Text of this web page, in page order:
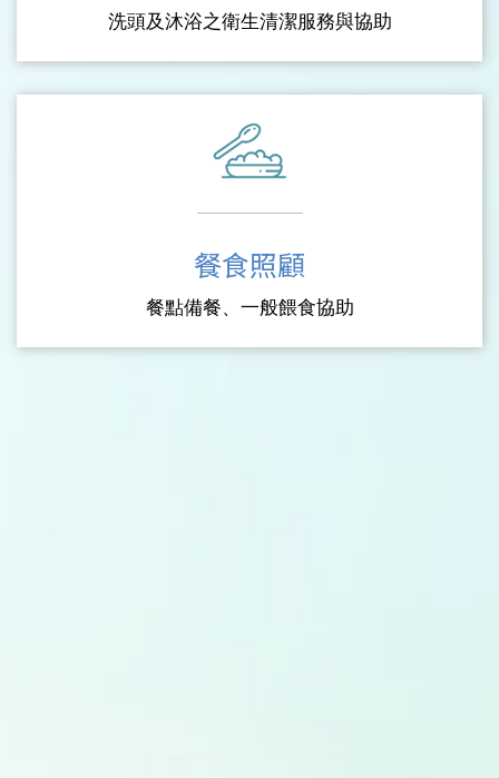
洗頭及沐浴之衛生清潔服務與協助
餐食照顧
餐點備餐、一般餵食協助